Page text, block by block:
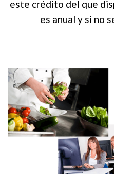
este crédito del que
es anual y si no